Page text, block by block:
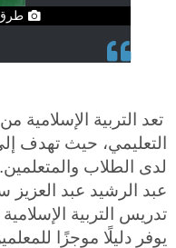
طرق
تعد التربية الإسلامية
التعليمي، حيث تهدف إلى
لدى الطلاب
عبد الرشيد عبد العزيز
تدريس التربية
يوفر دليلًا موجزًا